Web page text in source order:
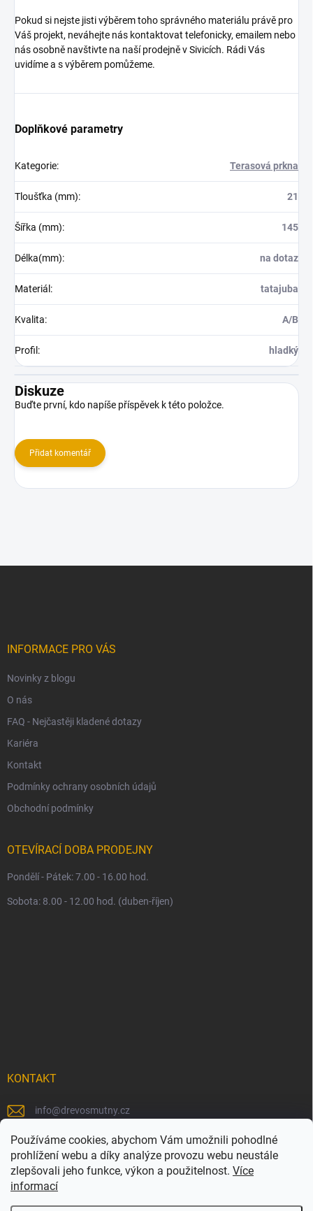
Používáme cookies, abychom Vám umožnili pohodlné
prohlížení webu a díky analýze provozu webu neustále
zlepšovali jeho funkce, výkon a použitelnost. Více
informací
Pokud si nejste jisti výběrem toho správného materiálu právě pro
Váš projekt, neváhejte nás kontaktovat telefonicky, emailem nebo
nás osobně navštivte na naší prodejně v Sivicích. Rádi Vás
uvidíme a s výběrem pomůžeme.
Doplňkové parametry
Kategorie: Terasová prkna
Tloušťka (mm): 21
Šířka (mm): 145
Délka(mm): na dotaz
Materiál : tatajuba
Kvalita: A/B
Profil : hladký
Diskuze
Buďte první, kdo napíše příspěvek k této položce.
Přidat komentář
INFORMACE PRO VÁS
Novinky z blogu
O nás
FAQ - Nejčastěji kladené dotazy
Kariéra
Kontakt
Podmínky ochrany osobních údajů
Obchodní podmínky
OTEVÍRACÍ DOBA PRODEJNY
Pondělí - Pátek: 7.00 - 16.00 hod.
Sobota: 8.00 - 12.00 hod. (duben-říjen)
KONTAKT
info@drevosmutny.cz
+420 725 710 840
https://www.facebook.com/drevosmutny/
drevosmutny/